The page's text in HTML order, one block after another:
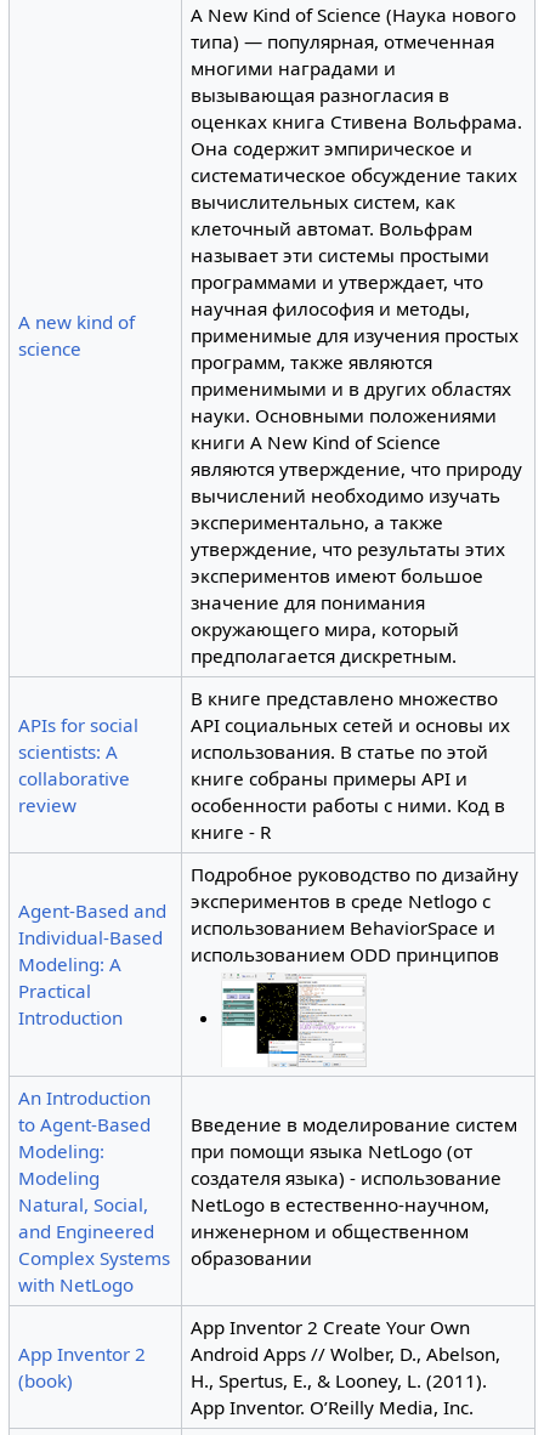
A new kind of
science
A New Kind of Science (Наука нового
типа) — популярная, отмеченная
многими наградами и
вызывающая разногласия в
оценках книга Стивена Вольфрама.
Она содержит эмпирическое и
систематическое обсуждение таких
вычислительных систем, как
клеточный автомат. Вольфрам
называет эти системы простыми
программами и утверждает, что
научная философия и методы,
применимые для изучения простых
программ, также являются
применимыми и в других областях
науки. Основными положениями
книги A New Kind of Science
являются утверждение, что природу
вычислений необходимо изучать
экспериментально, а также
утверждение, что результаты этих
экспериментов имеют большое
значение для понимания
окружающего мира, который
предполагается дискретным.
APIs for social
scientists: A
collaborative
review
В книге представлено множество
API социальных сетей и основы их
использования. В статье по этой
книге собраны примеры API и
особенности работы с ними. Код в
книге - R
Agent-Based and
Individual-Based
Modeling: A
Practical
Introduction
Подробное руководство по дизайну
экспериментов в среде Netlogo с
использованием BehaviorSpace и
использованием ODD принципов
An Introduction
to Agent-Based
Modeling:
Modeling
Natural, Social,
and Engineered
Complex Systems
with NetLogo
Введение в моделирование систем
при помощи языка NetLogo (от
создателя языка) - использование
NetLogo в естественно-научном,
инженерном и общественном
образовании
App Inventor 2
(book)
App Inventor 2 Create Your Own
Android Apps // Wolber, D., Abelson,
H., Spertus, E., & Looney, L. (2011).
App Inventor. O’Reilly Media, Inc.